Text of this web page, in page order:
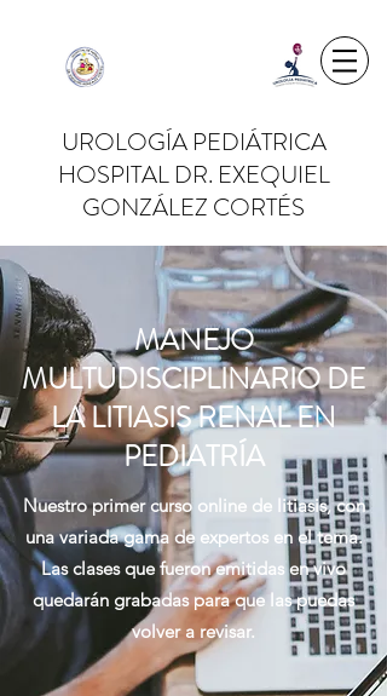
UROLOGÍA PEDIÁTRICA
HOSPITAL DR. EXEQUIEL
GONZÁLEZ CORTÉS
MANEJO
MULTUDISCIPLINARIO DE
LA LITIASIS RENAL EN
PEDIATRÍA
Nuestro primer curso online de litiasis, con
una variada gama de expertos en el tema.
Las clases que fueron emitidas en vivo
quedarán grabadas para que las puedas
volver a revisar.